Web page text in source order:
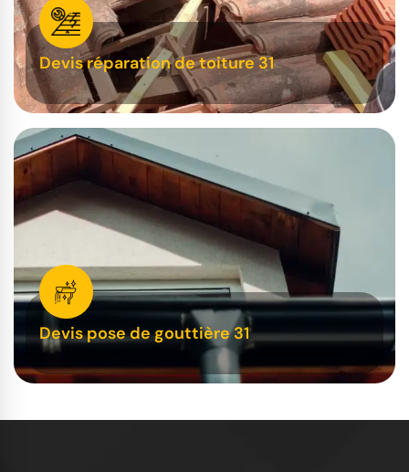
Devis réparation de toiture 31
Devis pose de gouttière 31